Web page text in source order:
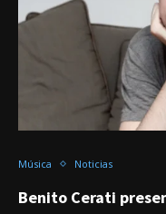
Música Noticias
Benito Cerati